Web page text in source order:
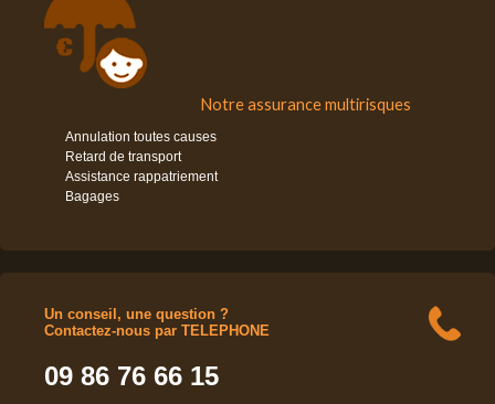
Notre assurance multirisques
Annulation toutes causes
Retard de transport
Assistance rappatriement
Bagages
Un conseil, une question ?
Contactez-nous par TELEPHONE
09 86 76 66 15